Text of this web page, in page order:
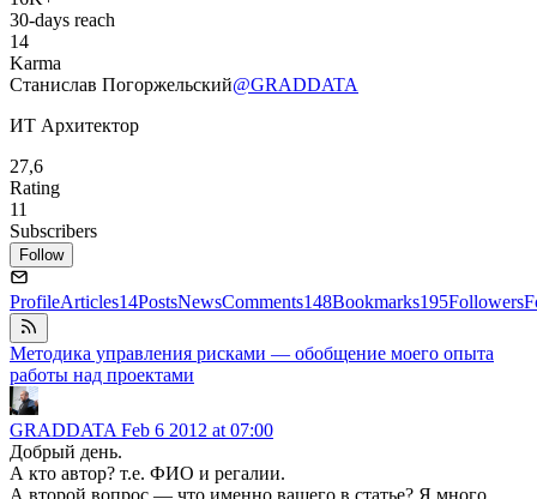
30-days reach
14
Karma
Станислав Погоржельский@GRADDATA
ИТ Архитектор
27,6
Rating
11
Subscribers
Follow
ProfileArticles14PostsNewsComments148Bookmarks195Followers
Методика управления рисками — обобщение моего опыта
работы над проектами
GRADDATA Feb 6 2012 at 07:00
Добрый день.
А кто автор? т.е. ФИО и регалии.
А второй вопрос — что именно вашего в статье? Я много